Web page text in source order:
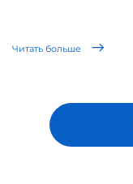
Читать больше